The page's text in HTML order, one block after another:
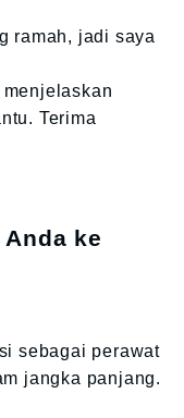
ramah, jadi saya
Terima
ke
sebagai perawat
jangka panjang.